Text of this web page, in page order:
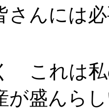
さんには
これは私
が盛んら